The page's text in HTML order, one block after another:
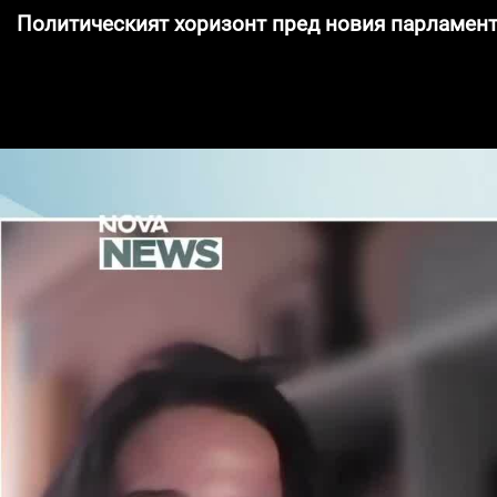
Политическият хоризонт пред новия парламент